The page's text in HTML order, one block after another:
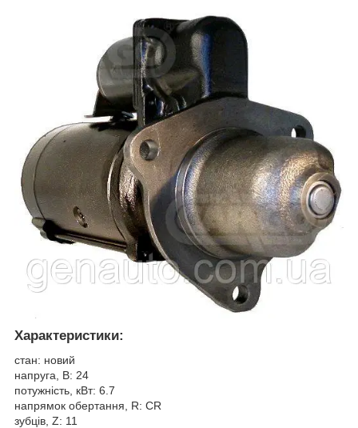
Характеристики:
стан: новий
напруга, В: 24
потужність, кВт: 6.7
напрямок обертання, R: CR
зубців, Z: 11